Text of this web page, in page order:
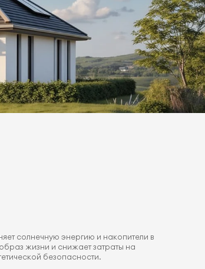
солнечную энергию и накопители в
жизни и снижает затраты на
безопасности.